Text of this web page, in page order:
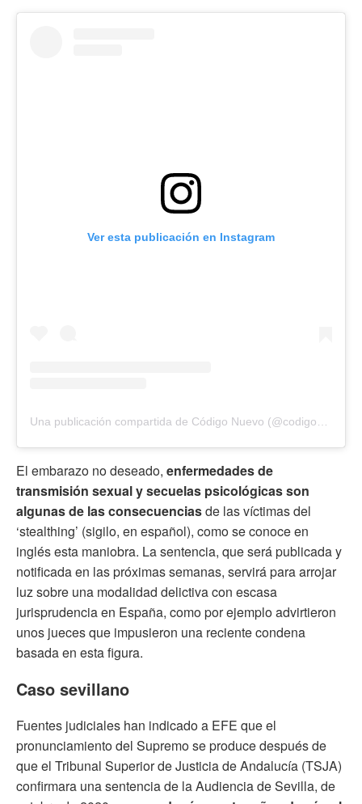
Ver esta publicación en Instagram
El embarazo no deseado, enfermedades de
transmisión sexual y secuelas psicológicas son
algunas de las consecuenciasde las víctimas del
‘stealthing’ (sigilo, en español), como se conoce en
inglés esta maniobra. La sentencia, que será publicada y
notificada en las próximas semanas, servirá para arrojar
luz sobre una modalidad delictivacon escasa
jurisprudencia en España, como por ejemplo advirtieron
unos jueces que impusieron una reciente condena
basada en esta figura.
Caso sevillano
Fuentes judiciales han indicado a EFE que el
pronunciamiento del Supremo se produce después de
que el Tribunal Superior de Justicia de Andalucía (TSJA)
confirmara una sentencia de la Audiencia de Sevilla, de